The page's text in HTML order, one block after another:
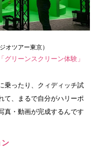
オツアー東京）
リーンスクリーン体験」
乗ったり、クィディッチ試
て、まるで自分がハリーポ
真・動画が完成するんです